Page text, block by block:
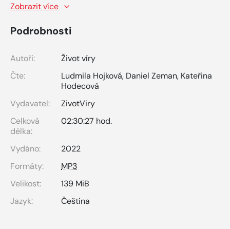
Zobrazit více
Podrobnosti
Autoři:
Život víry
Čte:
Ludmila Hojková, Daniel Zeman, Kateřina
Hodecová
Vydavatel:
ZivotViry
Celková
délka:
02:30:27 hod.
Vydáno:
2022
Formáty:
MP3
Velikost:
139 MiB
Jazyk:
Čeština